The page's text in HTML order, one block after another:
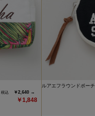
￥2,640 →
￥1,848
ルアエフラウンドポーチ